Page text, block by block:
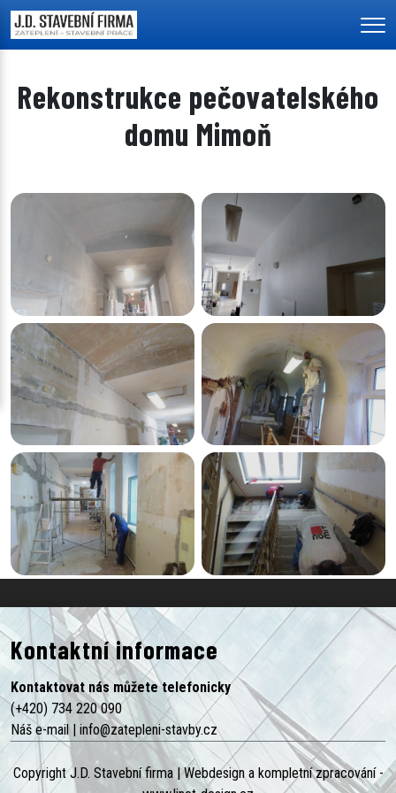
Rekonstrukce pečovatelského
domu Mimoň
Kontaktní informace
Kontaktovat nás můžete telefonicky
(+420) 734 220 090
Náš e-mail | info@zatepleni-stavby.cz
Copyright J.D. Stavební firma |Webdesign a kompletní zpracování -